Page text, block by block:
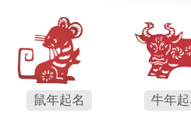
订单号为：150****8802 的郑女士：我
选择了郑老师起名的全方面套餐，其
比较不错的，只是翻译为我们这里的
选择了郑雅心这个名字，家人也一致
你们的，我已经将你们的网站收藏了。
鼠年起名 牛年起